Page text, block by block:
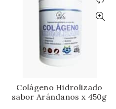
Colágeno Hidrolizado
sabor Arándanos x 450g